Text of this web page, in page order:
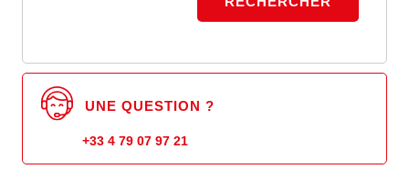
UNE QUESTION ?
+33 4 79 07 97 21